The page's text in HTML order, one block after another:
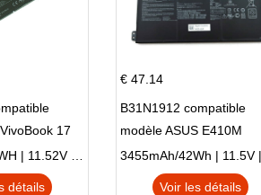
17
X705UV
détails
€ 47.14
B31N1912 compatible
modèle ASUS E410M
E410MA L410MA
Voir les détails